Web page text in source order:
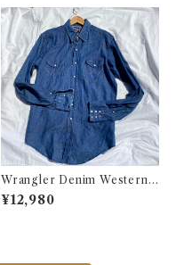
Wrangler Denim Western S
hirt 16 1/2 Made in USA / ラ
ングラー デニム ウエスタン シ
¥12,980